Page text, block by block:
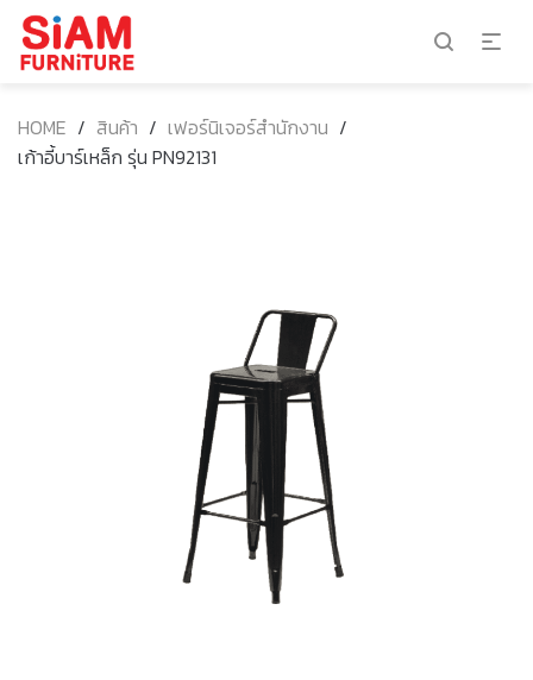
HOME / สินค้า / เฟอร์นิเจอร์สำนักงาน /
เก้าอี้บาร์เหล็ก รุ่น PN92131